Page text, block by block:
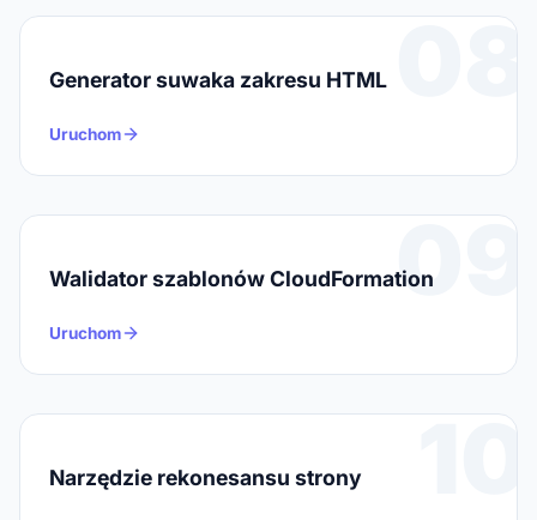
08
Generator suwaka zakresu HTML
Uruchom
09
Walidator szablonów CloudFormation
Uruchom
10
Narzędzie rekonesansu strony